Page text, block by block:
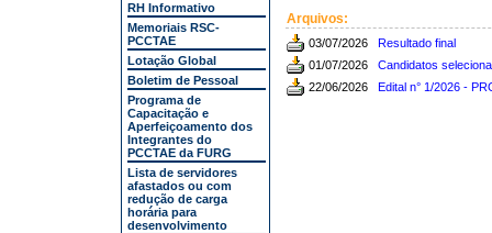
RH Informativo
Memoriais RSC-
PCCTAE
Lotação Global
Boletim de Pessoal
Programa de
Capacitação e
Aperfeiçoamento dos
Integrantes do
PCCTAE da FURG
Lista de servidores
afastados ou com
redução de carga
horária para
desenvolvimento
Arquivos:
03/07/2026
Resultado final
01/07/2026
Candidatos
22/06/2026
Edital n° 1/2026 -